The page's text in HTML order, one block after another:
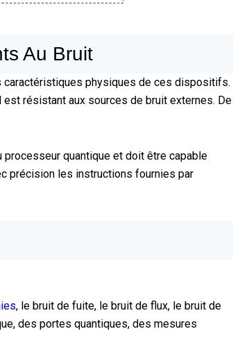
Au Bruit
caractéristiques physiques de ces dispositifs.
résistant aux sources de bruit externes. De
quantique et doit être capable
précision les instructions fournies par
, le bruit de fuite, le bruit de flux, le bruit de
des portes quantiques, des mesures